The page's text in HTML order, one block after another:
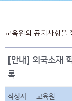
교육원의 공지사항을
[안내] 외국소재
록
작성자 교육원